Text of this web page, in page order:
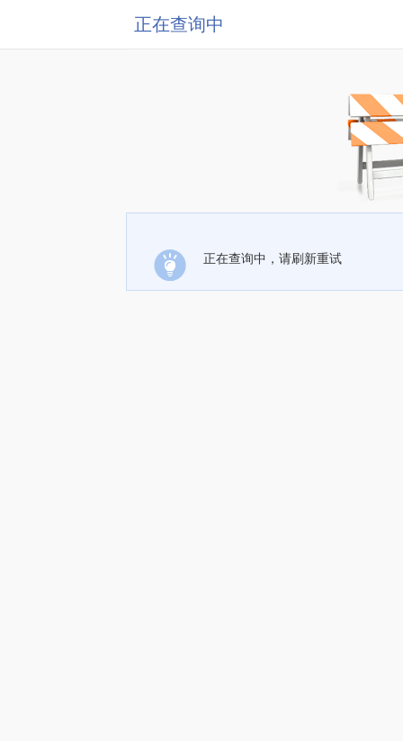
正在查询中
正在查询中，请刷新重试